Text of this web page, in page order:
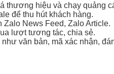
thương hiệu và chạy quảng
để thu hút khách hàng.
Zalo News Feed, Zalo Article.
lượt tương tác, chia sẻ.
văn bản, mã xác nhận,